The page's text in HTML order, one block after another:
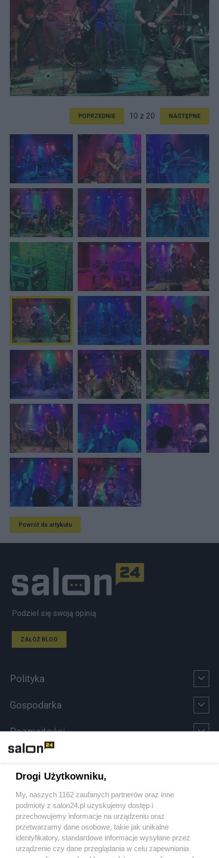
POPRZEDNIE 10 z 20 NASTĘPNE
Powrót do artykułu
Podziel się swoją opinią
ZAŁÓŻ BLOG
Polityka
Gospodarka
Rozmaitości
Sport
Społeczeństwo
Kultura
Drogi Użytkowniku,
My, naszych 1162 zaufanych partnerów oraz inne
podmioty z salon24.pl uzyskujemy dostęp i
przechowujemy informacje na urządzeniu oraz
przetwarzamy dane osobowe, takie jak unikalne
identyfikatory, standardowe informacje wysyłane przez
urządzenie czy dane przeglądania w celu zapewniania